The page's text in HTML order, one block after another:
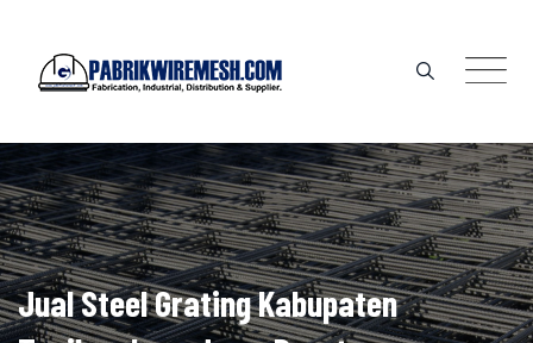
content
Jual Steel Grating Kabupaten